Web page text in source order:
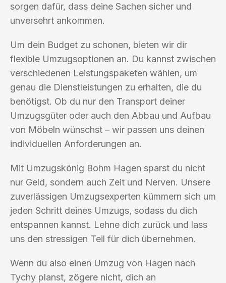
sorgen dafür, dass deine Sachen sicher und
unversehrt ankommen.
Um dein Budget zu schonen, bieten wir dir
flexible Umzugsoptionen an. Du kannst zwischen
verschiedenen Leistungspaketen wählen, um
genau die Dienstleistungen zu erhalten, die du
benötigst. Ob du nur den Transport deiner
Umzugsgüter oder auch den Abbau und Aufbau
von Möbeln wünschst – wir passen uns deinen
individuellen Anforderungen an.
Mit Umzugskönig Bohm Hagen sparst du nicht
nur Geld, sondern auch Zeit und Nerven. Unsere
zuverlässigen Umzugsexperten kümmern sich um
jeden Schritt deines Umzugs, sodass du dich
entspannen kannst. Lehne dich zurück und lass
uns den stressigen Teil für dich übernehmen.
Wenn du also einen Umzug von Hagen nach
Tychy planst, zögere nicht, dich an